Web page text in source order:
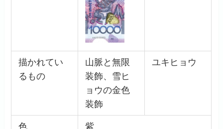
描かれてい
るもの
山脈と無限
装飾、雪ヒ
ョウの金色
装飾
ユキヒョウ
色 紫